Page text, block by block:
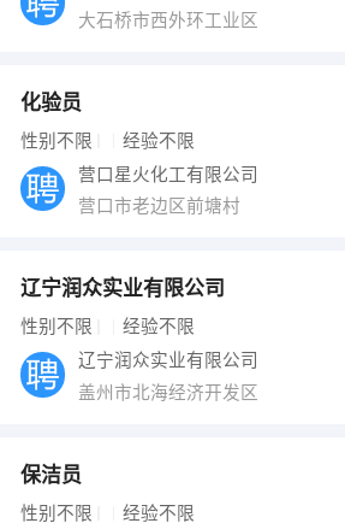
大石桥市西外环工业区
化验员
性别不限 经验不限
营口星火化工有限公司
营口市老边区前塘村
辽宁润众实业有限公司
性别不限 经验不限
辽宁润众实业有限公司
盖州市北海经济开发区
保洁员
性别不限 经验不限